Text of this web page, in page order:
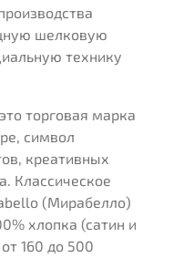
шелковую
технику
торговая марка
символ
креативных
Классическое
(Мирабелло)
хлопка (сатин и
160 до 500